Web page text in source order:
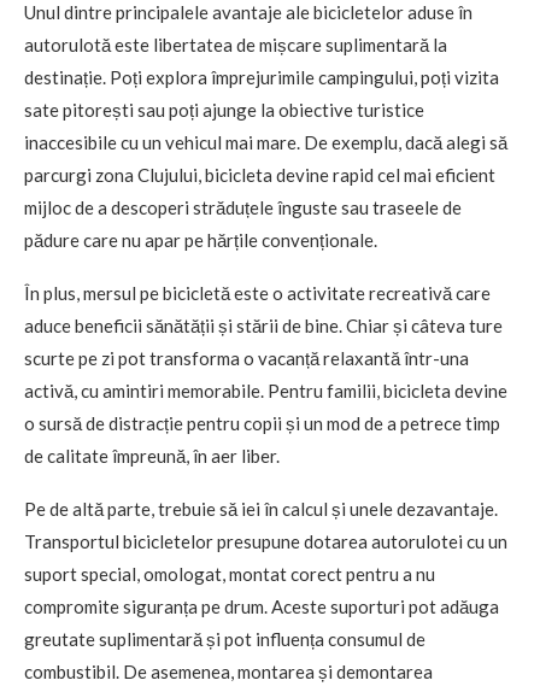
Unul dintre principalele avantaje ale bicicletelor aduse în
autorulotă este libertatea de mișcare suplimentară la
destinație. Poți explora împrejurimile campingului, poți vizita
sate pitorești sau poți ajunge la obiective turistice
inaccesibile cu un vehicul mai mare. De exemplu, dacă alegi să
parcurgi zona Clujului, bicicleta devine rapid cel mai eficient
mijloc de a descoperi străduțele înguste sau traseele de
pădure care nu apar pe hărțile convenționale.
În plus, mersul pe bicicletă este o activitate recreativă care
aduce beneficii sănătății și stării de bine. Chiar și câteva ture
scurte pe zi pot transforma o vacanță relaxantă într-una
activă, cu amintiri memorabile. Pentru familii, bicicleta devine
o sursă de distracție pentru copii și un mod de a petrece timp
de calitate împreună, în aer liber.
Pe de altă parte, trebuie să iei în calcul și unele dezavantaje.
Transportul bicicletelor presupune dotarea autorulotei cu un
suport special, omologat, montat corect pentru a nu
compromite siguranța pe drum. Aceste suporturi pot adăuga
greutate suplimentară și pot influența consumul de
combustibil. De asemenea, montarea și demontarea